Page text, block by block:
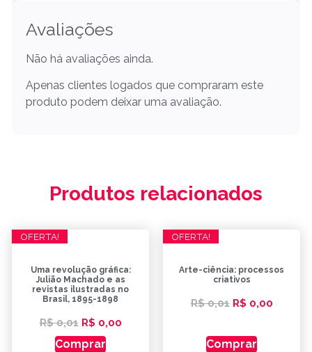
Avaliações
Não há avaliações ainda.
Apenas clientes logados que compraram este
produto podem deixar uma avaliação.
Produtos relacionados
OFERTA!
Uma revolução gráfica:
Julião Machado e as
revistas ilustradas no
Brasil, 1895-1898
R$0,01 R$ 0,00
Comprar
OFERTA!
Arte-ciência: processos
criativos
R$0,01 R$ 0,00
Comprar